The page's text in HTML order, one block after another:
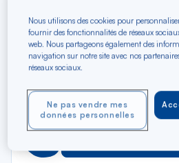
Type de trajet
Aller-Retour Aller simple
Filtrer
AOÛ 2026
Nous utilisons des cookies pour
fournir des fonctionnalités de réseaux
web. Nous partageons également des
navigation sur notre site avec nos
réseaux sociaux.
Ne pas vendre mes
données personnelles